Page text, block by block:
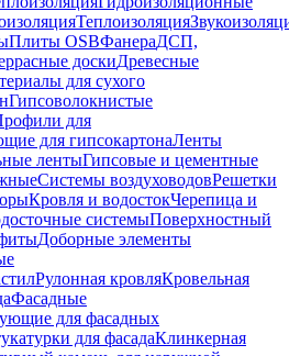
Теплоизоляция
Плиты OSBФанераДСП,
доскиДревесные
для сухого
Гипсоволокнистые
для
для гипсокартонаЛенты
лентыГипсовые и цементные
Системы воздуховодовРешетки
Кровля и водостокЧерепица и
системыПоверхностный
Доборные элементы
Рулонная кровляКровельная
Фасадные
для фасадных
для фасадаКлинкерная